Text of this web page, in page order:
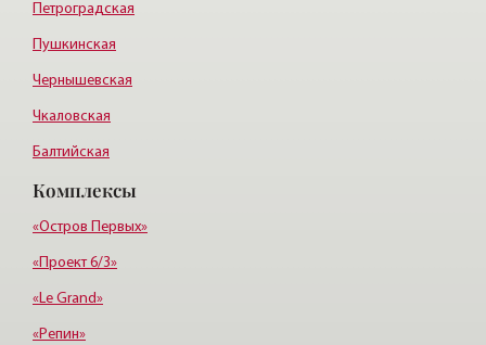
Петроградская
Пушкинская
Чернышевская
Чкаловская
Балтийская
Старая деревня
Удельная
Комплексы
«Остров Первых»
«Проект 6/3»
«Le Grand»
«Репин»